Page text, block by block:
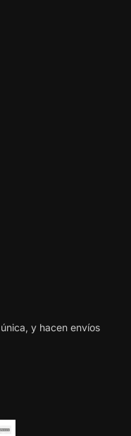
y hacen envíos